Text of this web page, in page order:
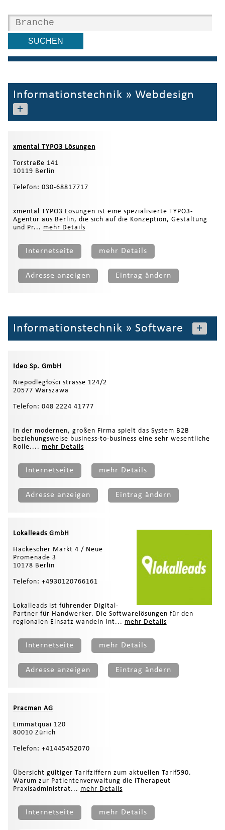
Informationstechnik » Webdesign
+
xmental TYPO3 Lösungen
Torstraße 141
10119 Berlin
Telefon: 030-68817717
xmental TYPO3 Lösungen ist eine spezialisierte TYPO3-
Agentur aus Berlin, die sich auf die Konzeption, Gestaltung
und Pr... mehr Details
Internetseite mehr Details
Adresse anzeigen Eintrag ändern
Informationstechnik » Software +
Ideo Sp. GmbH
Niepodległości strasse 124/2
20577 Warszawa
Telefon: 048 2224 41777
In der modernen, großen Firma spielt das System B2B
beziehungsweise business-to-business eine sehr wesentliche
Rolle.... mehr Details
Internetseite mehr Details
Adresse anzeigen Eintrag ändern
Lokalleads GmbH
Hackescher Markt 4 / Neue
Promenade 3
10178 Berlin
Telefon: +4930120766161
Lokalleads ist führender Digital-
Partner für Handwerker. Die Softwarelösungen für den
regionalen Einsatz wandeln Int... mehr Details
Internetseite mehr Details
Adresse anzeigen Eintrag ändern
Pracman AG
Limmatquai 120
80010 Zürich
Telefon: +41445452070
Übersicht gültiger Tarifziffern zum aktuellen Tarif590.
Warum zur Patientenverwaltung die iTherapeut
Praxisadministrat... mehr Details
Internetseite mehr Details